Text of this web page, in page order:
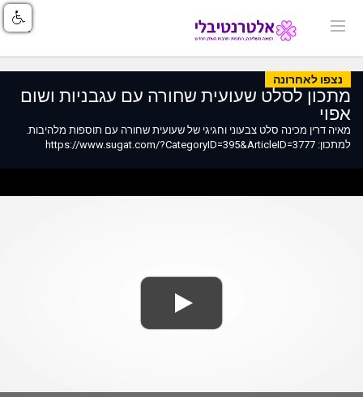
נצפו לאחרונה
מתכון לסלט שעועית שחורה עם עגבניות ושום
אפוי
מאיה דרין מכינה סלט צבעוני וחגיגי של שעועית שחורה עם תוספות מלהיבות.
למתכון: https://www.sugat.com/?CategoryID=395&ArticleID=3777